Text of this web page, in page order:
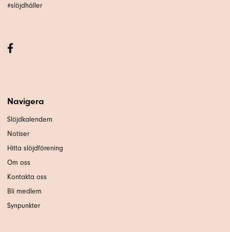
#slöjdhåller
Navigera
Slöjdkalendern
Notiser
Hitta slöjdförening
Om oss
Kontakta oss
Bli medlem
Synpunkter